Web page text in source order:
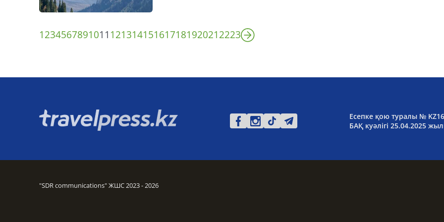
1234567891011 121314151617181920212223
Есепке қою туралы №
БАҚ куәлігі 25.04.2025
"SDR communications" ЖШС 2023 - 2026